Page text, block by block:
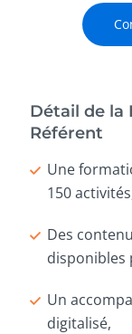
Détail de la
Référent
Une
150
Des
disponibles
Un
digitalisé,